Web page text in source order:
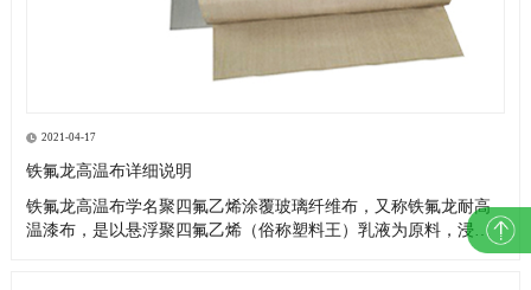
2021-04-17
铁氟龙高温布详细说明
铁氟龙高温布学名聚四氟乙烯涂覆玻璃纤维布，又称铁氟龙耐高
温漆布，是以悬浮聚四氟乙烯（俗称塑料王）乳液为原料，浸渍
高性能玻璃纤维布而成。是一种高性能，多用途的复合材料新产